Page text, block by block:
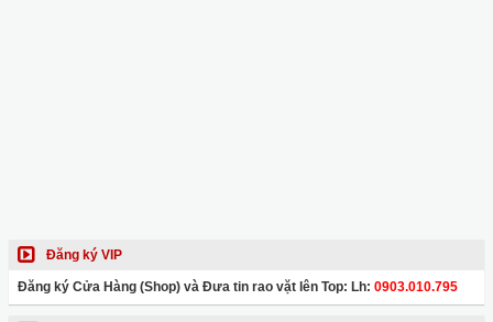
Đăng ký VIP
Đăng ký Cửa Hàng (Shop) và Đưa tin rao vặt lên Top: Lh: 0903.010.795